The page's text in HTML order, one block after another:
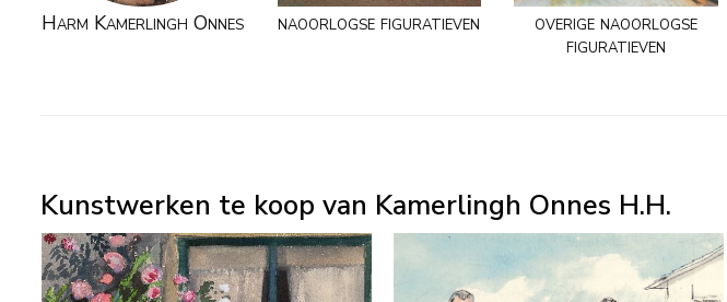
Harm Kamerlingh Onnes naoorlogse figuratieven
overige naoorlogse
figuratieven
Kunstwerken te koop van Kamerlingh Onnes H.H.